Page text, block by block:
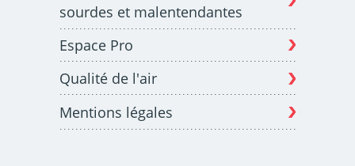
sourdes et malentendantes
Espace Pro
Qualité de l'air
Mentions légales